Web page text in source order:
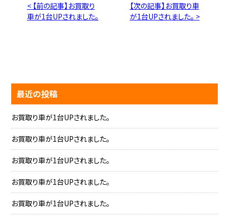
< 【前の記事】お買取り
車が1台UPされました。
【次の記事】お買取り車
が1台UPされました。 >
最近の投稿
お買取り車が1台UPされました。
お買取り車が1台UPされました。
お買取り車が1台UPされました。
お買取り車が1台UPされました。
お買取り車が1台UPされました。